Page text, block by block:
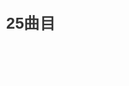
25曲目